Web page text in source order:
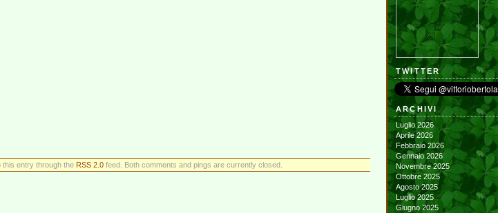
this entry through the RSS 2.0feed. Both comments and pings are currently closed.
TWITTER
ARCHIVI
Luglio 2026
Aprile 2026
Febbraio 2026
Gennaio 2026
Novembre 2025
Ottobre 2025
Agosto 2025
Luglio 2025
Giugno 2025